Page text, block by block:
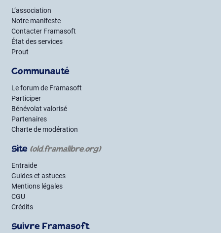
L’association
Notre manifeste
Contacter Framasoft
État des services
Prout
Communauté
Le forum de Framasoft
Participer
Bénévolat valorisé
Partenaires
Charte de modération
Site (old.framalibre.org)
Entraide
Guides et astuces
Mentions légales
CGU
Crédits
Suivre Framasoft